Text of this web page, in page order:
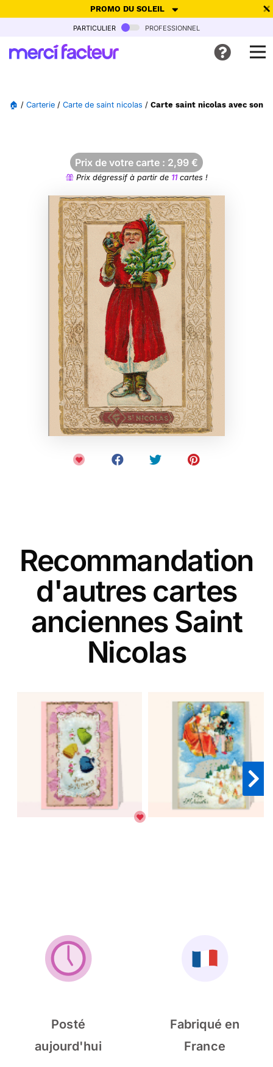
PROMO DU SOLEIL
-30% de réduction avec le code SUMMER26pour envoyer des
Ne plus afficher
particulier professionnel
🏠 / Carterie / Carte de saint nicolas / Carte saint nicolas avec son
Prix de votre carte : 2,99 €
Prix dégressif à partir de 11cartes !
Recommandation
d'autres cartes
anciennes Saint
Nicolas
Posté
aujourd'hui
Fabriqué en
France